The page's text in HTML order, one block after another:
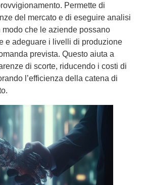
. Permette di
del mercato e di eseguire analisi
modo che le aziende possano
e adeguare i livelli di produzione
prevista. Questo aiuta a
di scorte, riducendo i costi di
l’efficienza della catena di